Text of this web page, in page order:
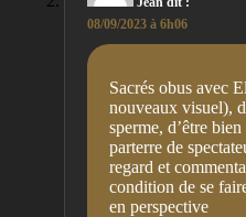
08/09/2023 à 6h06
Sacrés obus avec
nouveaux visuel),
sperme, d’être
parterre de
regard et
condition de se
en perspective